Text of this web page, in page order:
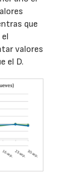
que
valores
el D.